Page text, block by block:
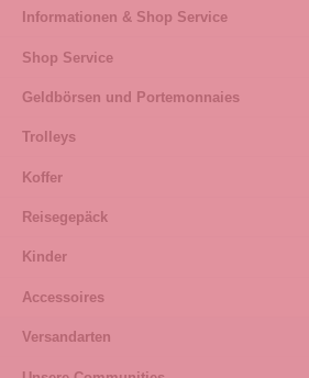
Informationen & Shop Service
Shop Service
Geldbörsen und Portemonnaies
Trolleys
Koffer
Reisegepäck
Kinder
Accessoires
Versandarten